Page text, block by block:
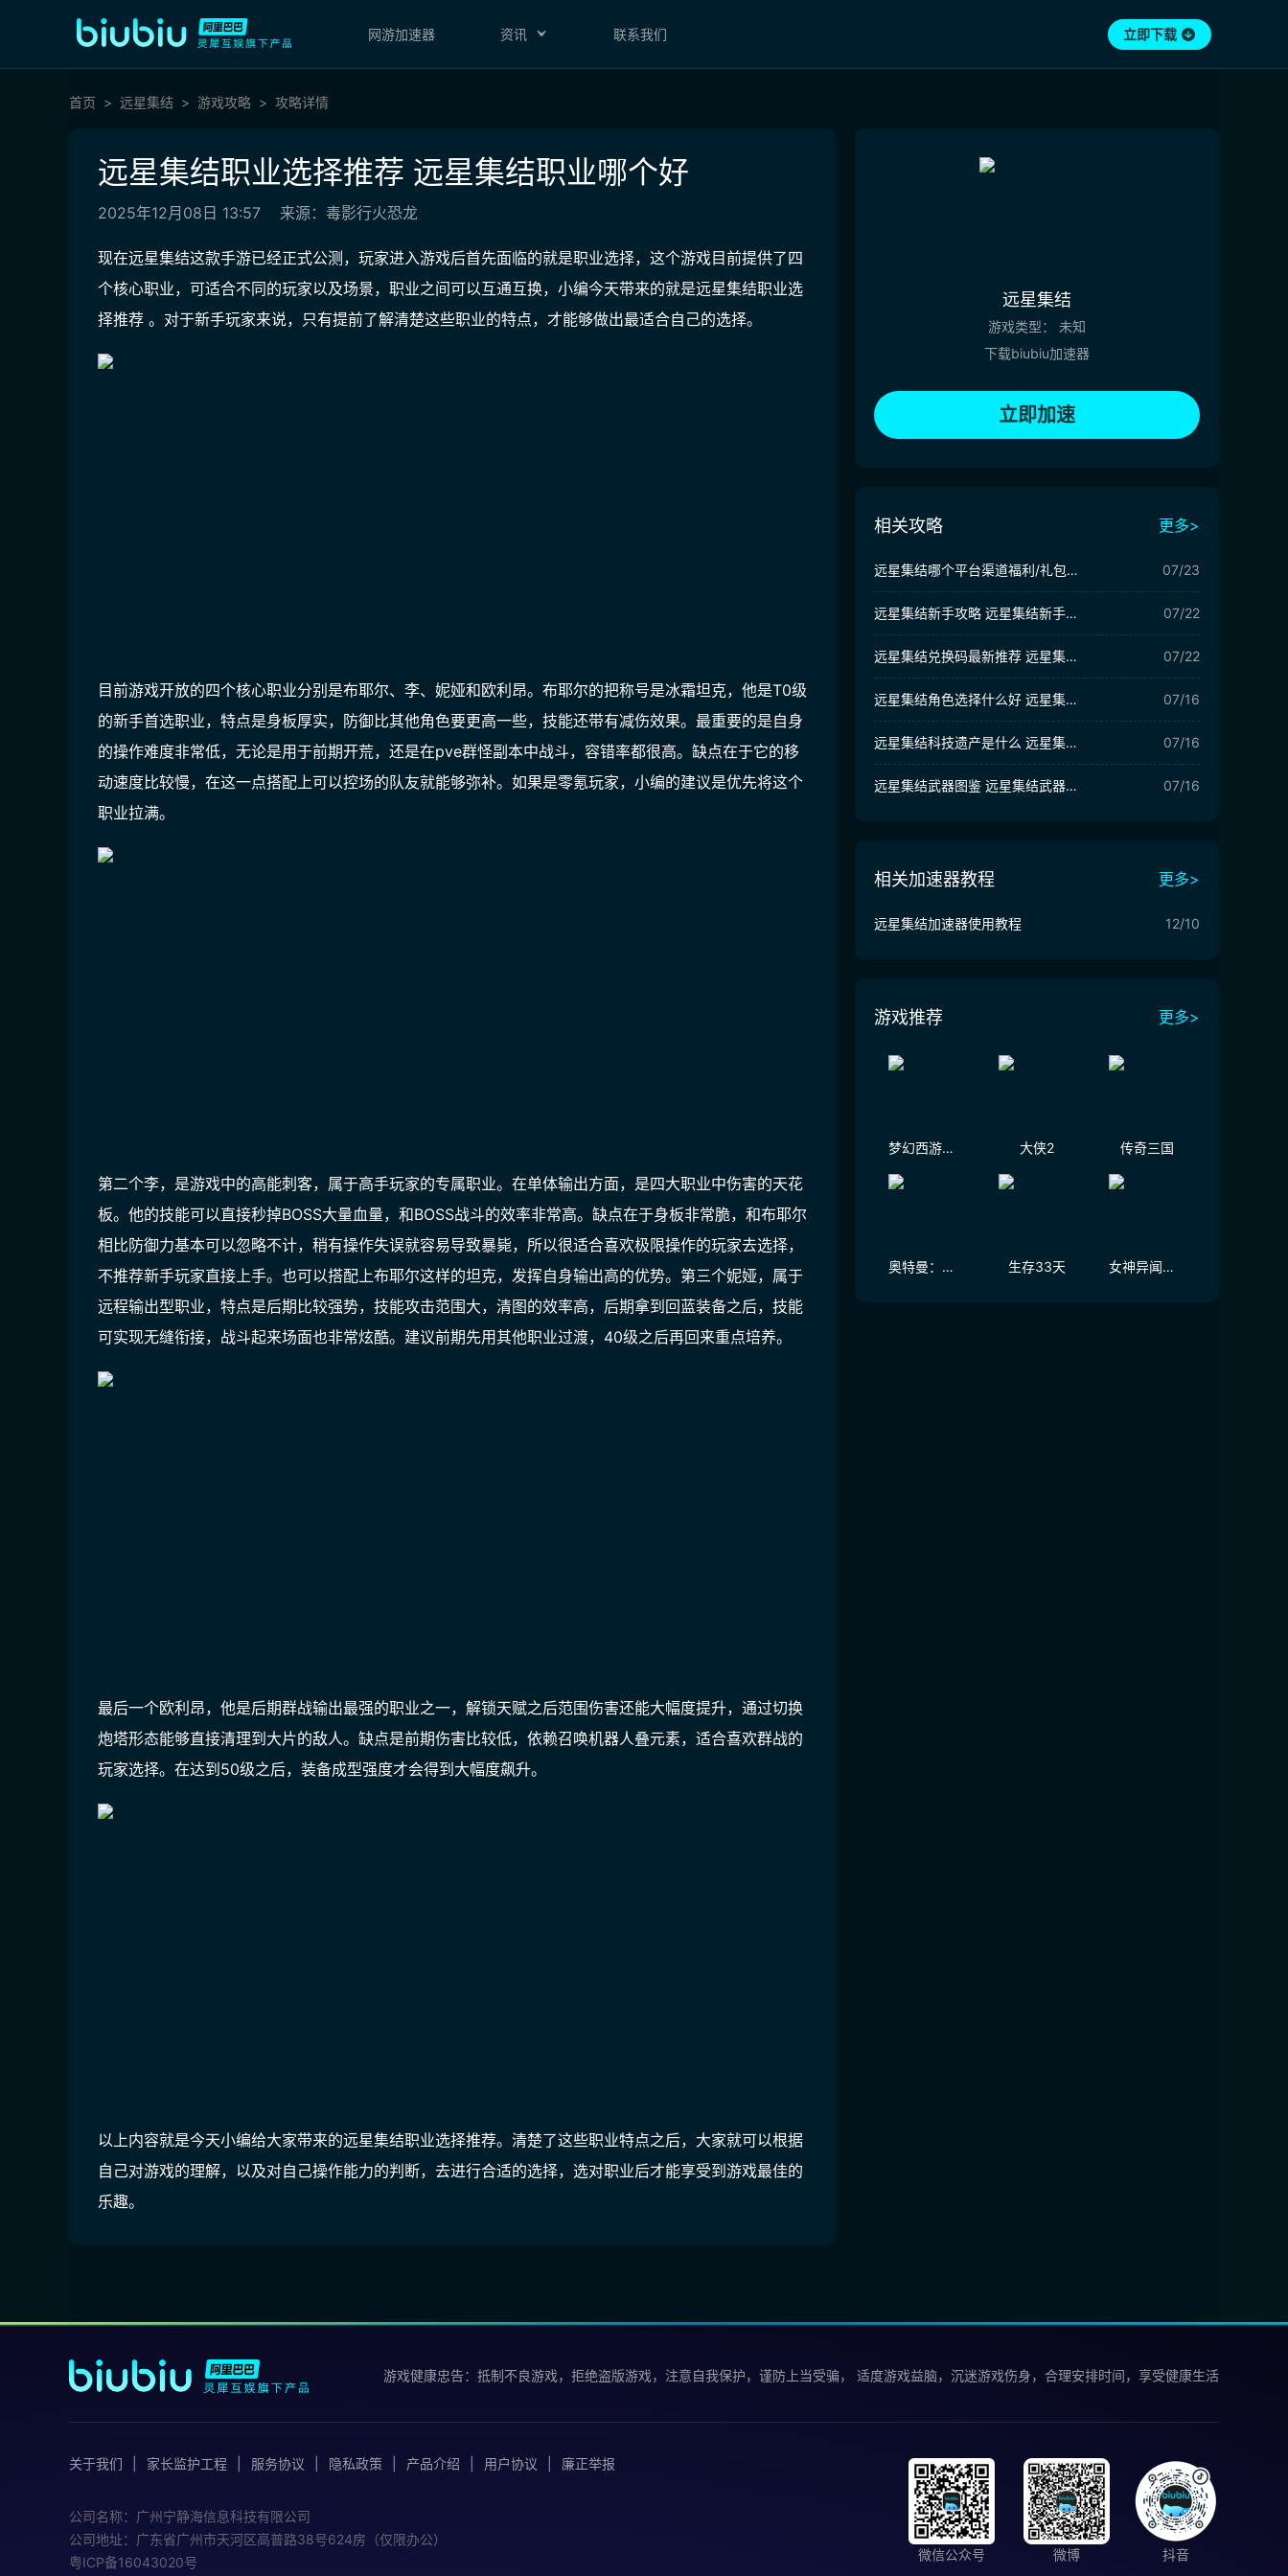
网游加速器 资讯 联系我们 立即下载
首页 远星集结 游戏攻略 攻略详情
远星集结职业选择推荐 远星集结职业哪个好
2025年12月08日 13:57 来源：毒影行火恐龙
现在远星集结这款手游已经正式公测，玩家进入游戏后首先面临的就是职业选择，这个游戏目前提供了四
个核心职业，可适合不同的玩家以及场景，职业之间可以互通互换，小编今天带来的就是远星集结职业选
择推荐 。对于新手玩家来说，只有提前了解清楚这些职业的特点，才能够做出最适合自己的选择。
目前游戏开放的四个核心职业分别是布耶尔、李、妮娅和欧利昂。布耶尔的把称号是冰霜坦克，他是T0级
的新手首选职业，特点是身板厚实，防御比其他角色要更高一些，技能还带有减伤效果。最重要的是自身
的操作难度非常低，无论是用于前期开荒，还是在pve群怪副本中战斗，容错率都很高。缺点在于它的移
动速度比较慢，在这一点搭配上可以控场的队友就能够弥补。如果是零氪玩家，小编的建议是优先将这个
职业拉满。
第二个李，是游戏中的高能刺客，属于高手玩家的专属职业。在单体输出方面，是四大职业中伤害的天花
板。他的技能可以直接秒掉BOSS大量血量，和BOSS战斗的效率非常高。缺点在于身板非常脆，和布耶尔
相比防御力基本可以忽略不计，稍有操作失误就容易导致暴毙，所以很适合喜欢极限操作的玩家去选择，
不推荐新手玩家直接上手。也可以搭配上布耶尔这样的坦克，发挥自身输出高的优势。第三个妮娅，属于
远程输出型职业，特点是后期比较强势，技能攻击范围大，清图的效率高，后期拿到回蓝装备之后，技能
可实现无缝衔接，战斗起来场面也非常炫酷。建议前期先用其他职业过渡，40级之后再回来重点培养。
最后一个欧利昂，他是后期群战输出最强的职业之一，解锁天赋之后范围伤害还能大幅度提升，通过切换
炮塔形态能够直接清理到大片的敌人。缺点是前期伤害比较低，依赖召唤机器人叠元素，适合喜欢群战的
玩家选择。在达到50级之后，装备成型强度才会得到大幅度飙升。
以上内容就是今天小编给大家带来的远星集结职业选择推荐。清楚了这些职业特点之后，大家就可以根据
自己对游戏的理解，以及对自己操作能力的判断，去进行合适的选择，选对职业后才能享受到游戏最佳的
乐趣。
远星集结
游戏类型：
未知
下载biubiu加速器
立即加速
相关攻略 更多>
远星集结哪个平台渠道福利/礼包最多最好 远星集结福利分享 07/23
远星集结新手攻略 远星集结新手怎么玩 07/22
远星集结兑换码最新推荐 远星集结兑换码有哪些 07/22
远星集结角色选择什么好 远星集结角色推荐 07/16
远星集结科技遗产是什么 远星集结科技遗产敌人介绍 07/16
远星集结武器图鉴 远星集结武器有哪些 07/16
相关加速器教程 更多>
远星集结加速器使用教程 12/10
游戏推荐 更多>
梦幻西游（大陆服） 大侠2 传奇三国
奥特曼：光之战士 生存33天 女神异闻录：夜幕魅影
游戏健康忠告：抵制不良游戏，拒绝盗版游戏，注意自我保护，谨防上当受骗， 适度游戏益脑，沉迷游戏伤身，合理安排时间，享受健康生活
关于我们 家长监护工程 服务协议 隐私政策 产品介绍 用户协议 廉正举报
微信公众号 微博 抖音
公司名称：广州宁静海信息科技有限公司
公司地址：广东省广州市天河区高普路38号624房（仅限办公）
粤ICP备16043020号